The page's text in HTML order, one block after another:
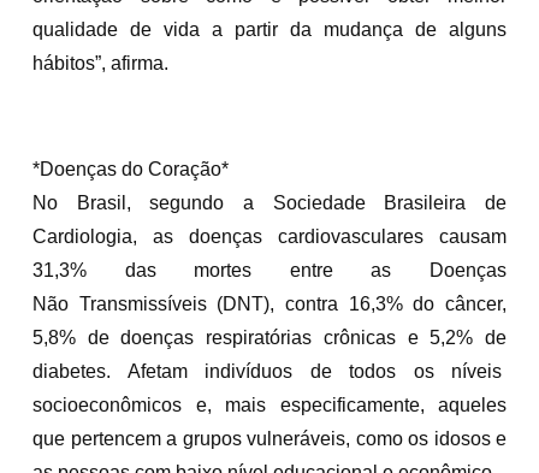
qualidade de vida a partir da mudança de alguns
hábitos”, afirma.
*Doenças do Coração*
No Brasil, segundo a Sociedade Brasileira de
Cardiologia, as doenças cardiovasculares causam
31,3% das mortes entre as Doenças
Não Transmissíveis (DNT), contra 16,3% do câncer,
5,8% de doenças respiratórias crônicas e 5,2% de
diabetes. Afetam indivíduos de todos os níveis
socioeconômicos e, mais especificamente, aqueles
que pertencem a grupos vulneráveis, como os idosos e